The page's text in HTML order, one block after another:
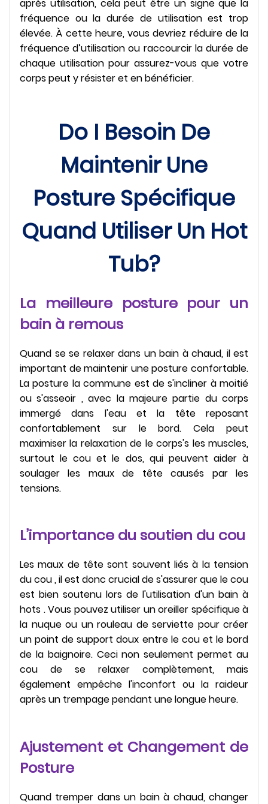
après utilisation, cela peut être un signe que la
fréquence ou la durée de utilisation est trop
élevée. À cette heure, vous devriez réduire de la
fréquence d’utilisation ou raccourcir la durée de
chaque utilisation pour assurez-vous que votre
corps peut y résister et en bénéficier.
Do I Besoin De
Maintenir Une
Posture Spécifique
Quand Utiliser Un Hot
Tub?
La meilleure posture pour un
bain à remous
Quand se se relaxer dans un bain à chaud, il est
important de maintenir une posture confortable.
La posture la commune est de s'incliner à moitié
ou s'asseoir , avec la majeure partie du corps
immergé dans l'eau et la tête reposant
confortablement sur le bord. Cela peut
maximiser la relaxation de le corps's les muscles,
surtout le cou et le dos, qui peuvent aider à
soulager les maux de tête causés par les
tensions.
L’importance du soutien du cou
Les maux de tête sont souvent liés à la tension
du cou , il est donc crucial de s'assurer que le cou
est bien soutenu lors de l'utilisation d'un bain à
hots . Vous pouvez utiliser un oreiller spécifique à
la nuque ou un rouleau de serviette pour créer
un point de support doux entre le cou et le bord
de la baignoire. Ceci non seulement permet au
cou de se relaxer complètement, mais
également empêche l'inconfort ou la raideur
après un trempage pendant une longue heure.
Ajustement et Changement de
Posture
Quand tremper dans un bain à chaud, changer